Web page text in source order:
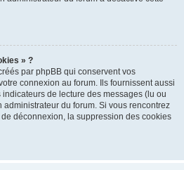
» ?
par phpBB qui conservent vos
connexion au forum. Ils fournissent aussi
de lecture des messages (lu ou
du forum. Si vous rencontrez
déconnexion, la suppression des cookies